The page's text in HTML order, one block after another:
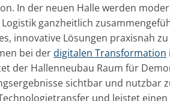
In der neuen Halle werden
ganzheitlich
innovative Lösungen praxisnah
bei der digitalen Transformation
der Hallenneubau Raum für
sichtbar und nutzbar
und leistet